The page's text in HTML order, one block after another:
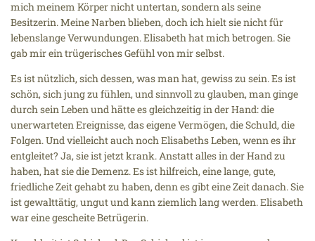
mich meinem Körper nicht untertan, sondern als seine
Besitzerin. Meine Narben blieben, doch ich hielt sie nicht für
lebenslange Verwundungen. Elisabeth hat mich betrogen. Sie
gab mir ein trügerisches Gefühl von mir selbst.
Es ist nützlich, sich dessen, was man hat, gewiss zu sein. Es ist
schön, sich jung zu fühlen, und sinnvoll zu glauben, man ginge
durch sein Leben und hätte es gleichzeitig in der Hand: die
unerwarteten Ereignisse, das eigene Vermögen, die Schuld, die
Folgen. Und vielleicht auch noch Elisabeths Leben, wenn es ihr
entgleitet? Ja, sie ist jetzt krank. Anstatt alles in der Hand zu
haben, hat sie die Demenz. Es ist hilfreich, eine lange, gute,
friedliche Zeit gehabt zu haben, denn es gibt eine Zeit danach. Sie
ist gewalttätig, ungut und kann ziemlich lang werden. Elisabeth
war eine gescheite Betrügerin.